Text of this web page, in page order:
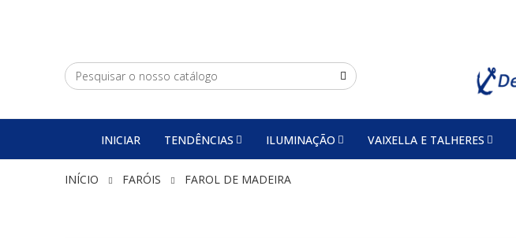
INICIAR TENDÊNCIAS ILUMINAÇÃO VAIXELLA E TALHERES
INÍCIO FARÓIS FAROL DE MADEIRA